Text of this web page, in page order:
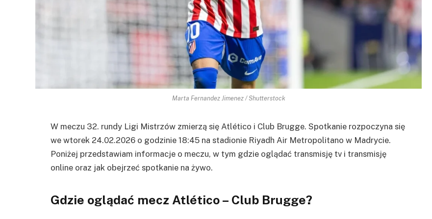
Marta Fernandez Jimenez / Shutterstock
W meczu 32. rundy Ligi Mistrzów zmierzą się Atlético i Club Brugge. Spotkanie rozpoczyna się
we wtorek 24.02.2026 o godzinie 18:45 na stadionie Riyadh Air Metropolitano w Madrycie.
Poniżej przedstawiam informacje o meczu, w tym gdzie oglądać transmisję tv i transmisję
online oraz jak obejrzeć spotkanie na żywo.
Gdzie oglądać mecz Atlético – Club Brugge?